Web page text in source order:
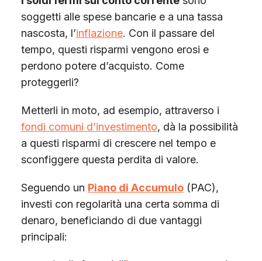
soggetti alle spese bancarie e a una tassa
nascosta, l’inflazione. Con il passare del
tempo, questi risparmi vengono erosi e
perdono potere d’acquisto. Come
proteggerli?
Metterli in moto, ad esempio, attraverso i
fondi comuni d’investimento, dà la possibilità
a questi risparmi di crescere nel tempo e
sconfiggere questa perdita di valore.
Seguendo un Piano di Accumulo(PAC),
investi con regolarità una certa somma di
denaro, beneficiando di due vantaggi
principali: